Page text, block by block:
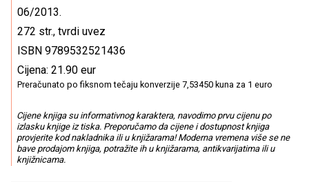
06/2013.
272 str., tvrdi uvez
ISBN 9789532521436
Cijena: 21.90 eur
Preračunato po fiksnom tečaju konverzije 7,53450 kuna za 1 euro
Cijene knjiga su informativnog karaktera, navodimo prvu cijenu po
izlasku knjige iz tiska. Preporučamo da cijene i dostupnost knjiga
provjerite kod nakladnika ili u knjižarama! Moderna vremena više se ne
bave prodajom knjiga, potražite ih u knjižarama, antikvarijatima ili u
knjižnicama.